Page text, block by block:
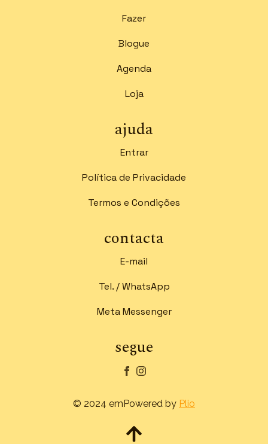
Fazer
Blogue
Agenda
Loja
ajuda
Entrar
Política de Privacidade
Termos e Condições
contacta
E-mail
Tel. / WhatsApp
Meta Messenger
segue
© 2024 emPowered by Plio